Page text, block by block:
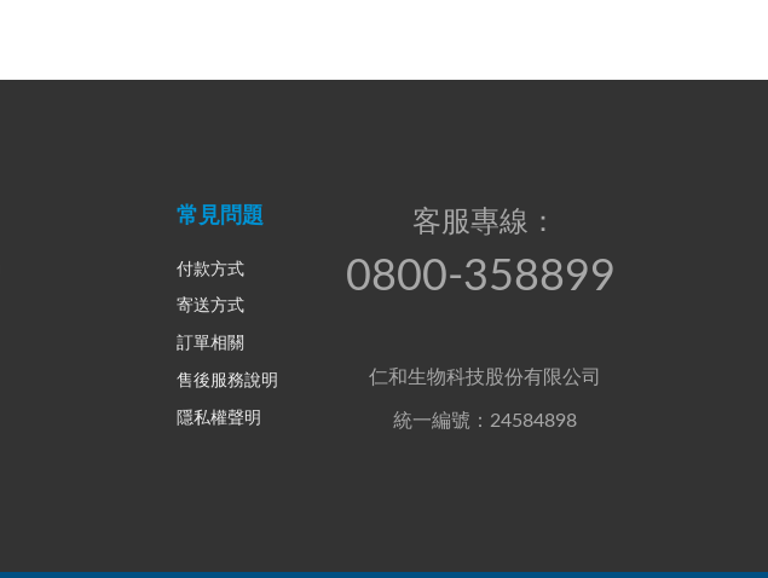
客服專線：
0800-358899
仁和生物科技股份有限公司
統一編號：24584898
常見問題
付款方式
寄送方式
訂單相關
售後服務說明
隱私權聲明